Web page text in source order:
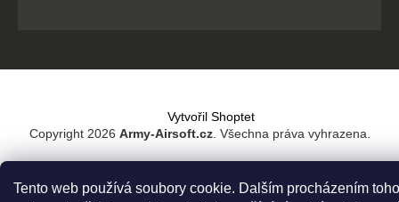
Tento web používá soubory cookie. Dalším procházením
Vytvořil Shoptet
Copyright 2026 Army-Airsoft.cz. Všechna práva vyhrazena.